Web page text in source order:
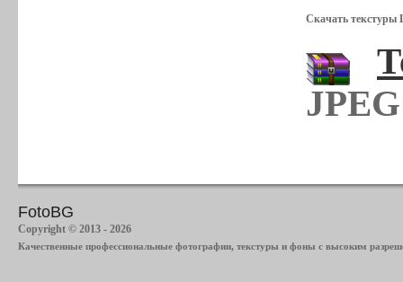
Скачать текстуры
FotoBG
Copyright © 2013 - 2026
Качественные профессиональные фотографии, текстуры и фоны с высоким